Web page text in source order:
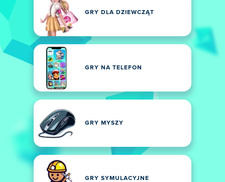
GRY DLA DZIEWCZĄT
GRY NA TELEFON
GRY MYSZY
GRY SYMULACYJNE